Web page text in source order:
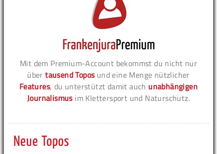
Mit dem Premium-Account bekommst du nicht nur
übertausend Toposund eine Menge nützlicher
Features, du unterstützt damit auch unabhängigen
Journalismusim Klettersport und Naturschutz.
Neue Topos